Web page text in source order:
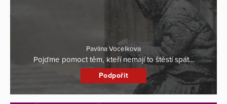
Pavlina Vocelkova
Pojďme pomoct těm, kteří nemají to štěstí spát…
Podpořit